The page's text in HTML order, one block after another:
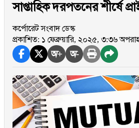
সাপ্তাহিক দরপতনের শীর্ষে
কর্পোরেট সংবাদ ডেস্ক
প্রকাশিত: ১ ফেব্রুয়ারি, ২০২৫, ৩:৩৬
অ+ অ-